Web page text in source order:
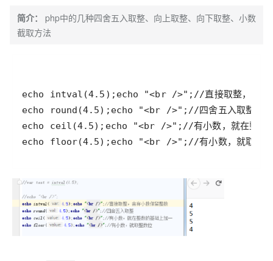
简介：
php中的几种四舍五入取整、向上取整、向下取整、小数
截取方法
echo floor(4.5);echo "<br />";//有小数，就取整数